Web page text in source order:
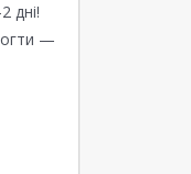
дні!
—